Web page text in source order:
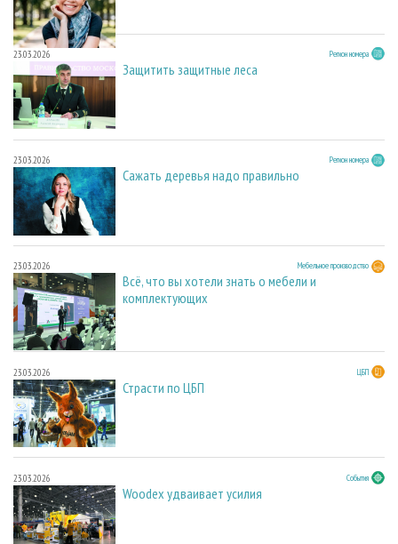
23.03.2026 Регион номера
Защитить защитные леса
23.03.2026 Регион номера
Сажать деревья надо правильно
23.03.2026 Мебельное производство
Всё, что вы хотели знать о мебели и
комплектующих
23.03.2026 ЦБП
Страсти по ЦБП
23.03.2026 События
Woodex удваивает усилия